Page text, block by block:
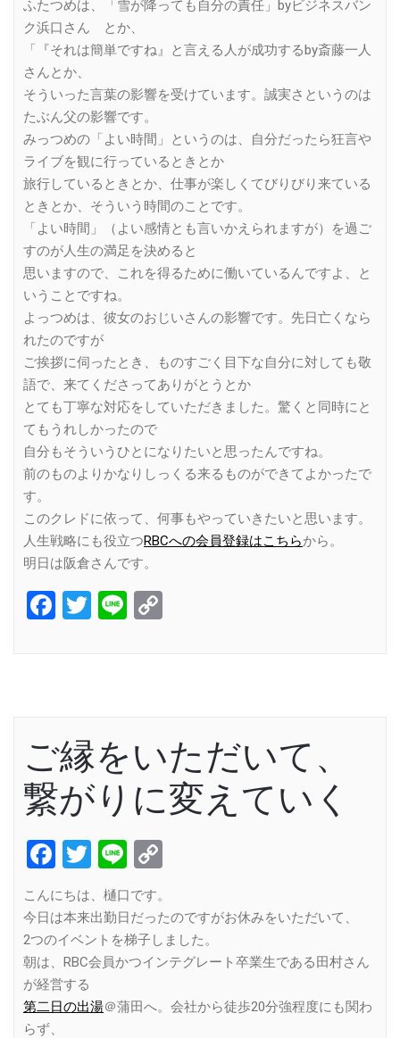
ふたつめは、「雪が降っても自分の責任」byビジネスバン
ク浜口さん とか、
「『それは簡単ですね』と言える人が成功するby斎藤一人
さんとか、
そういった言葉の影響を受けています。誠実さというのは
たぶん父の影響です。
みっつめの「よい時間」というのは、自分だったら狂言や
ライブを観に行っているときとか
旅行しているときとか、仕事が楽しくてびりびり来ている
ときとか、そういう時間のことです。
「よい時間」（よい感情とも言いかえられますが）を過ご
すのが人生の満足を決めると
思いますので、これを得るために働いているんですよ、と
いうことですね。
よっつめは、彼女のおじいさんの影響です。先日亡くなら
れたのですが
ご挨拶に伺ったとき、ものすごく目下な自分に対しても敬
語で、来てくださってありがとうとか
とても丁寧な対応をしていただきました。驚くと同時にと
てもうれしかったので
自分もそういうひとになりたいと思ったんですね。
前のものよりかなりしっくる来るものができてよかったで
す。
このクレドに依って、何事もやっていきたいと思います。
人生戦略にも役立つRBCへの会員登録はこちらから。
明日は阪倉さんです。
Facebook
Twitter
Line
ご縁をいただいて、
繋がりに変えていく
Facebook
Twitter
Line
こんにちは、樋口です。
今日は本来出勤日だったのですがお休みをいただいて、
2つのイベントを梯子しました。
朝は、RBC会員かつインテグレート卒業生である田村さん
が経営する
第二日の出湯＠蒲田へ。会社から徒歩20分強程度にも関わ
らず、